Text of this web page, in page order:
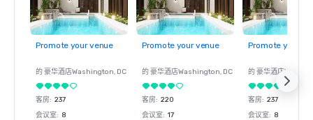
Promote your venue
的 豪华酒店Washington, DC
客房: 237
会议室: 8
Promote your venue
的 豪华酒店Washington, DC
客房: 220
会议室: 17
Promote your
的 豪华酒店
客房: 237
会议室: 8